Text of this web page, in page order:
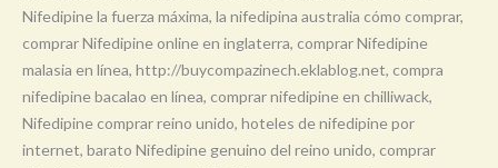
Nifedipine la fuerza máxima, la nifedipina australia cómo comprar,
comprar Nifedipine online en inglaterra, comprar Nifedipine
malasia en línea, http://buycompazinech.eklablog.net, compra
nifedipine bacalao en línea, comprar nifedipine en chilliwack,
Nifedipine comprar reino unido, hoteles de nifedipine por
internet, barato Nifedipine genuino del reino unido, comprar